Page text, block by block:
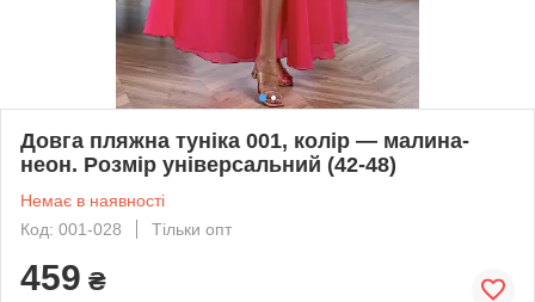
Довга пляжна туніка 001, колір — малина-
неон. Розмір універсальний (42-48)
Немає в наявності
Код: 001-028
Тільки опт
459 ₴